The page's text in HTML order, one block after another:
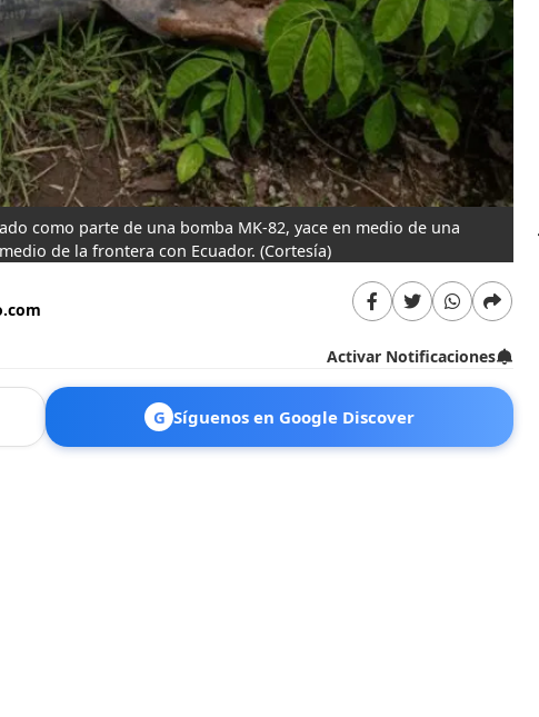
como parte de una bomba MK-82, yace en medio de una
de la frontera con Ecuador. (Cortesía)
Activar Notificaciones
G Síguenos en Google Discover